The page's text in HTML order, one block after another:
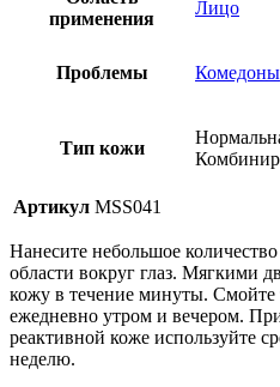
применения
Лицо
Проблемы Комедоны
Тип кожи
Артикул MSS041
Нанесите небольшое
области вокруг глаз. Мягкими
кожу в течение минуты. Смойте
ежедневно утром и вечером.
реактивной коже используйте
неделю.